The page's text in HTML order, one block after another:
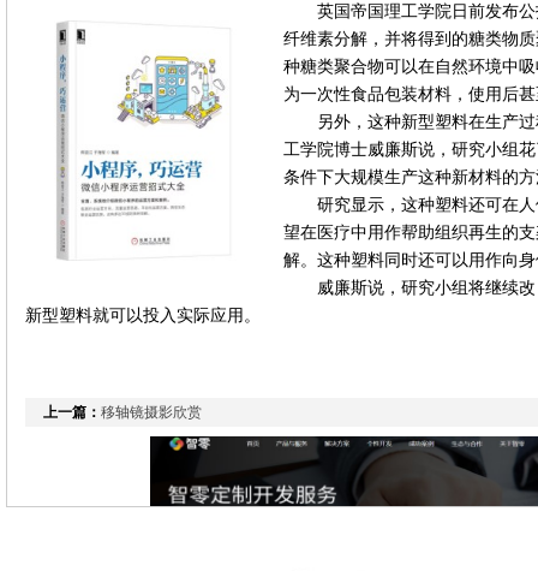
英国帝国理工学院日前发布
纤维素分解，并将得到的糖类物
种糖类聚合物可以在自然环境中
为一次性食品包装材料，使用后
另外，这种新型塑料在生产
工学院博士威廉斯说，研究小组
条件下大规模生产这种新材料的
研究显示，这种塑料还可在
望在医疗中用作帮助组织再生的
解。这种塑料同时还可以用作向
威廉斯说，研究小组将继续
新型塑料就可以投入实际应用。
上一篇： 移轴镜摄影欣赏